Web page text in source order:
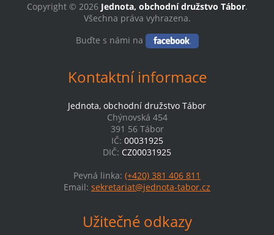
Copyright © 2026 Jednota, obchodní družstvo Tábor.
Všechna práva vyhrazena.
Buďte s námi na
Kontaktní informace
Jednota, obchodní družstvo Tábor
Chýnovská 454
391 56 Tábor
IČ: 00031925
DIČ: CZ00031925
Pevná linka: (+420) 381 406 811
Email: sekretariat@jednota-tabor.cz
Užitečné odkazy